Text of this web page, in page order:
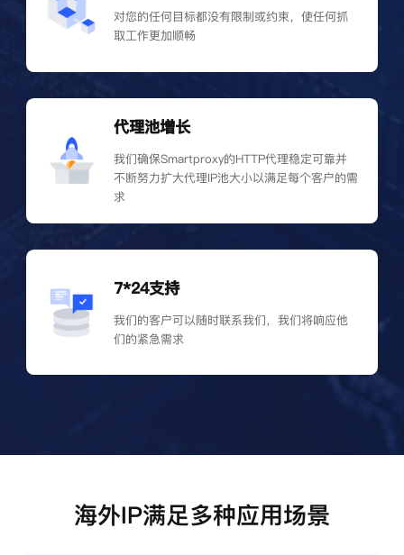
对您的任何目标都没有限制或约束，使任何抓
取工作更加顺畅
代理池增长
我们确保Smartproxy的HTTP代理稳定可靠并
不断努力扩大代理IP池大小以满足每个客户的需
求
7*24支持
我们的客户可以随时联系我们，我们将响应他
们的紧急需求
海外IP满足多种应用场景